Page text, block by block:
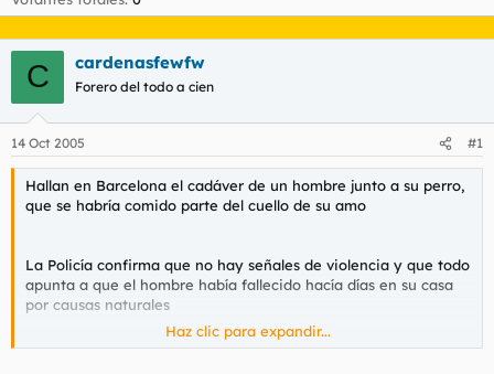
m
C cardenasfewfw
Forero del todo a cien
14 Oct 2005 #1
Hallan en Barcelona el cadáver de un hombre junto a su perro,
que se habría comido parte del cuello de su amo
La Policía confirma que no hay señales de violencia y que todo
apunta a que el hombre había fallecido hacía días en su casa
por causas naturales
Estrella Digital/Efe
Haz clic para expandir...